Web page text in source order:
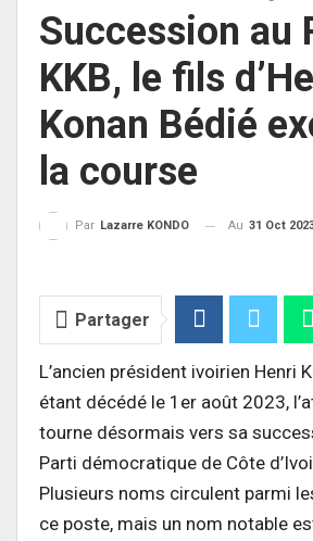
Succession au
KKB, le fils
Konan Bédié
la course
Par Lazarre KONDO Au 31 Oct
Partager
L’ancien président ivoirien Henri
étant décédé le 1er août 2023,
tourne désormais vers sa
Parti démocratique de Côte
Plusieurs noms circulent parmi
ce poste, mais un nom notable